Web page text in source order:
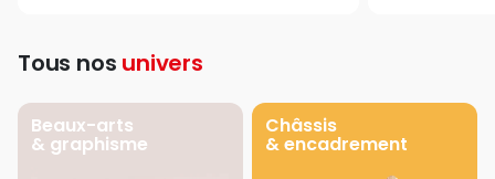
Tous nos univers
Beaux-arts
& graphisme
Châssis
& encadrement